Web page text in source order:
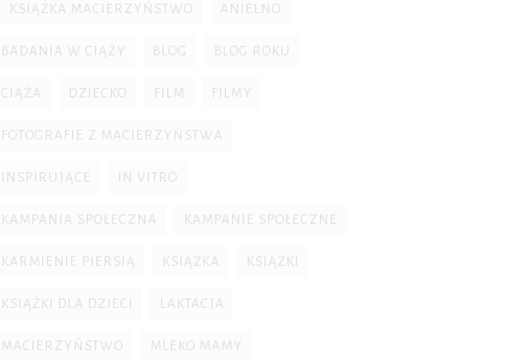
. KSIĄŻKA MACIERZYŃSTWO ANIELNO
BADANIA W CIĄŻY BLOG BLOG ROKU
CIĄŻA DZIECKO FILM FILMY
FOTOGRAFIE Z MACIERZYŃSTWA
INSPIRUJĄCE IN VITRO
KAMPANIA SPOŁECZNA KAMPANIE SPOŁECZNE
KARMIENIE PIERSIĄ KSIĄŻKA KSIĄŻKI
KSIĄŻKI DLA DZIECI LAKTACJA
MACIERZYŃSTWO MLEKO MAMY